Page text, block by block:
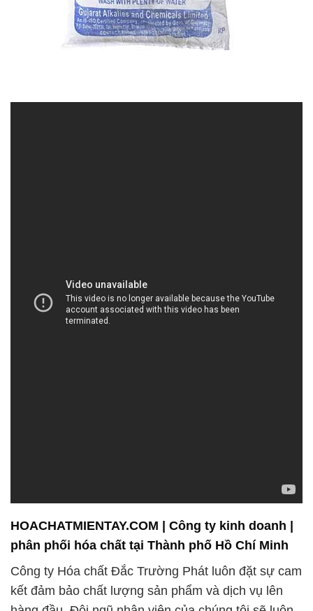
Công ty Hóa chất Đắc Trường Phát luôn đặt sự cam
kết đảm bảo chất lượng sản phẩm và dịch vụ lên
hàng đầu. Đội ngũ nhân viên của chúng tôi sẽ luôn
sẵn sàng tư vấn và hỗ trợ bạn trong việc lựa chọn
sản phẩm phù hợp nhất cho nhu cầu của bạn. Với
uy tín đã được xây dựng và vững chắc trong nhiều
năm qua, chúng tôi tin rằng bạn sẽ hài lòng với sự